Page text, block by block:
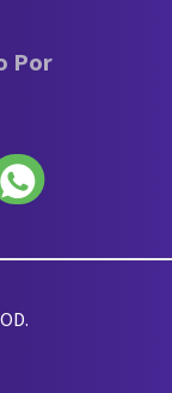
Por